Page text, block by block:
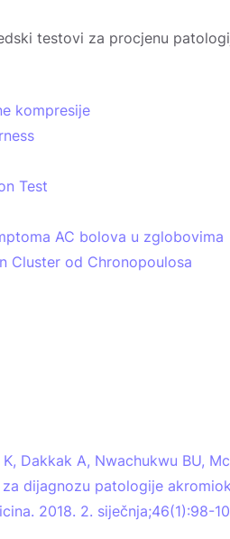
testovi za procjenu
kompresije
Test
AC bolova u zglobovima
Cluster od Chronopoulosa
K, Dakkak A, Nwachukwu BU,
dijagnozu patologije
2018. 2. siječnja;46(1):98-